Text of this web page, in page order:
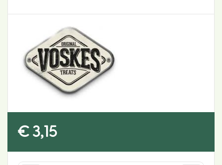
€ 3,15